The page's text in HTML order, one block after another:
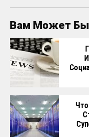
Вам Может